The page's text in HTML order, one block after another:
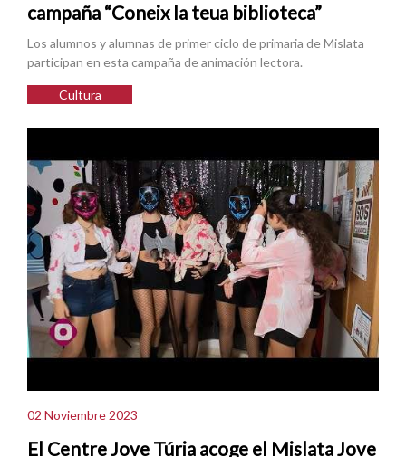
campaña “Coneix la teua biblioteca”
Los alumnos y alumnas de primer ciclo de primaria de Mislata
participan en esta campaña de animación lectora.
Cultura
02 Noviembre 2023
El Centre Jove Túria acoge el Mislata Jove